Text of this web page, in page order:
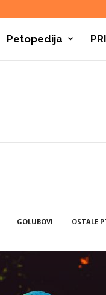
Petopedija
GOLUBOVI OSTALE